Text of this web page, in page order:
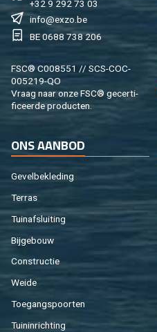
+32 9 292 73 03
info@​exzo.​be
BE 0688 738 206
FSC® C008551 // SCS-COC-
005219-QO
Vraag naar onze FSC® ge­cer­ti­
fi­ceer­de pro­duc­ten.
ONS AAN­BOD
Ge­vel­be­kle­ding
Ter­ras
Tuin­af­slui­ting
Bij­ge­bouw
Con­struc­tie
Weide
Toe­gangs­poor­ten
Tuin­in­rich­ting